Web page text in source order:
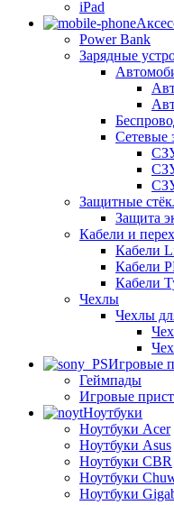
iPad
Power Bank
Зарядные
Сетевые
Защитные
Защита
Кабели и
Кабели
Кабели
Кабели
Чехлы
Чехлы
Игровые
Геймпады
Игровые
Ноутбуки
Ноутбуки Acer
Ноутбуки Asus
Ноутбуки CBR
Ноутбуки
Ноутбуки